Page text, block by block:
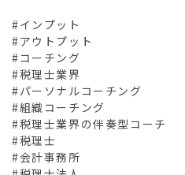
#インプット
#アウトプット
#コーチング
#税理士業界
#パーソナルコーチング
#組織コーチング
#税理士業界の伴奏型コーチ
#税理士
#会計事務所